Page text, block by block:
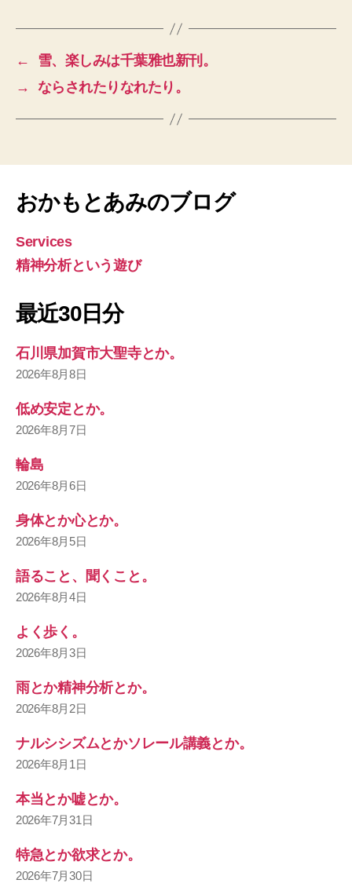
←
雪、楽しみは千葉雅也新刊。
→
ならされたりなれたり。
おかもとあみのブログ
Services
精神分析という遊び
最近30日分
石川県加賀市大聖寺とか。
2026年8月8日
低め安定とか。
2026年8月7日
輪島
2026年8月6日
身体とか心とか。
2026年8月5日
語ること、聞くこと。
2026年8月4日
よく歩く。
2026年8月3日
雨とか精神分析とか。
2026年8月2日
ナルシシズムとかソレール講義とか。
2026年8月1日
本当とか嘘とか。
2026年7月31日
特急とか欲求とか。
2026年7月30日